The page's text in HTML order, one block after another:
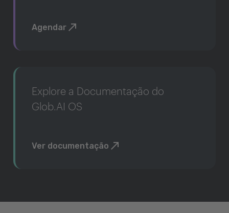
Agendar
Explore a Documentação do
Glob.AI OS
Ver documentação